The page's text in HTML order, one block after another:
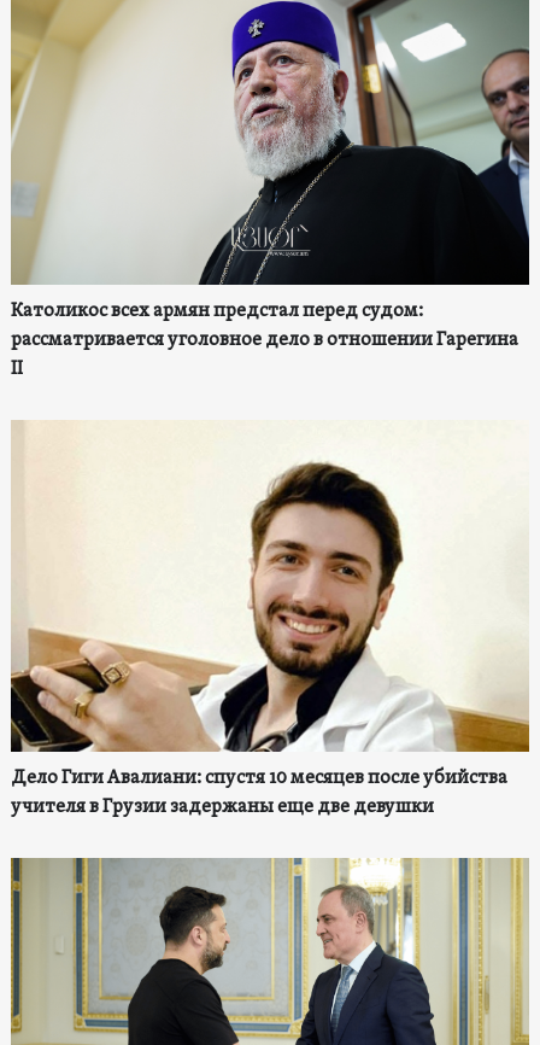
Католикос всех армян предстал перед судом:
рассматривается уголовное дело в отношении Гарегина
II
Дело Гиги Авалиани: спустя 10 месяцев после убийства
учителя в Грузии задержаны еще две девушки